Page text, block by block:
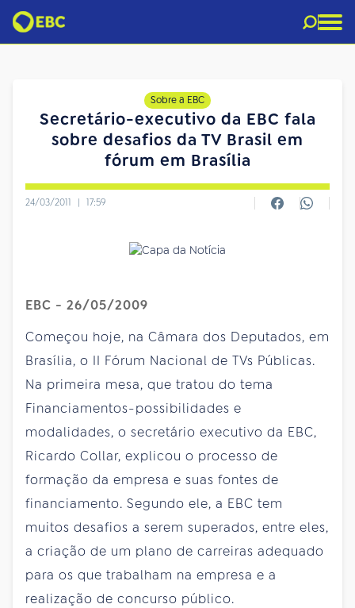
Sobre a EBC
Secretário-executivo da EBC fala
sobre desafios da TV Brasil em
fórum em Brasília
24/03/2011 | 17:59
EBC - 26/05/2009
Começou hoje, na Câmara dos Deputados, em
Brasília, o II Fórum Nacional de TVs Públicas.
Na primeira mesa, que tratou do tema
Financiamentos-possibilidades e
modalidades, o secretário executivo da EBC,
Ricardo Collar, explicou o processo de
formação da empresa e suas fontes de
financiamento. Segundo ele, a EBC tem
muitos desafios a serem superados, entre eles,
a criação de um plano de carreiras adequado
para os que trabalham na empresa e a
realização de concurso público.